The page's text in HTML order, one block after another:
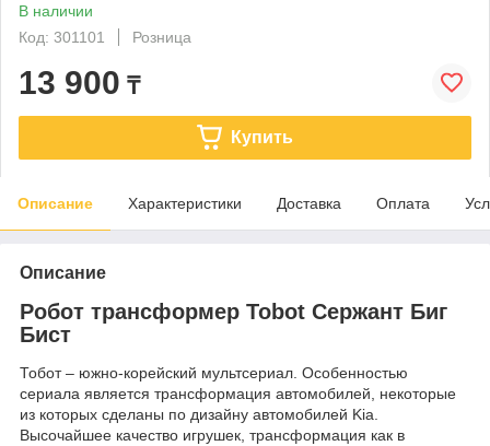
В наличии
Код: 301101
Розница
13 900 ₸
Купить
Описание Характеристики Доставка Оплата
Описание
Робот трансформер Tobot Сержант Биг
Бист
Тобот – южно-корейский мультсериал. Особенностью
сериала является трансформация автомобилей, некоторые
из которых сделаны по дизайну автомобилей Kia.
Высочайшее качество игрушек, трансформация как в